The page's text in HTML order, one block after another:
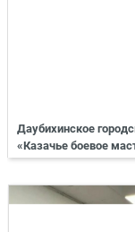
Даубихинское
«Казачье боевое